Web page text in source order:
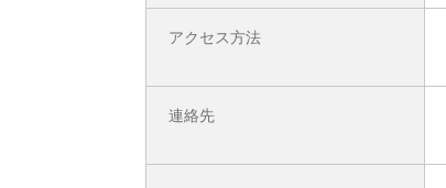
アクセス方法
連絡先